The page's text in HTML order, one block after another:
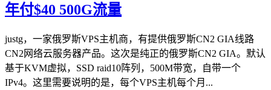
年付$40 500G流量
justg，一家俄罗斯VPS主机商，有提供俄罗斯CN2 GIA线路
CN2网络云服务器产品。这次是纯正的俄罗斯CN2 GIA。默认
基于KVM虚拟，SSD raid10阵列，500M带宽，自带一个
IPv4。这里需要说明的是，每个VPS主机每个月...